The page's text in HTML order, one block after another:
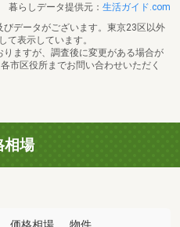
暮らしデータ提供元： 生活ガイド.com
データがございます。東京23区以外
て表示しています。
ますが、調査後に変更がある場合が
市区役所までお問い合わせいただく
相場